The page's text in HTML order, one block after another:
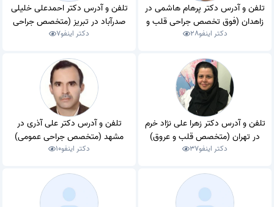
تلفن و آدرس دکتر پرهام هاشمی در
زاهدان (فوق تخصص جراحی قلب و
عروق)
دکتر اینفو28
تلفن و آدرس دکتر احمدعلی خلیلی
صدرآباد در تبریز (متخصص جراحی
عمومی)
دکتر اینفو7
تلفن و آدرس دکتر زهرا علی نژاد خرم
در تهران (متخصص قلب و عروق)
دکتر اینفو37
تلفن و آدرس دکتر علی آذری در
مشهد (متخصص جراحی عمومی)
دکتر اینفو10